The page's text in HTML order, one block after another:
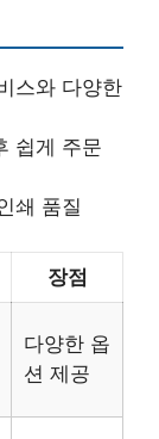
스와 다양한
쉽게 주문
쇄 품질
장점
다양한 옵
션 제공